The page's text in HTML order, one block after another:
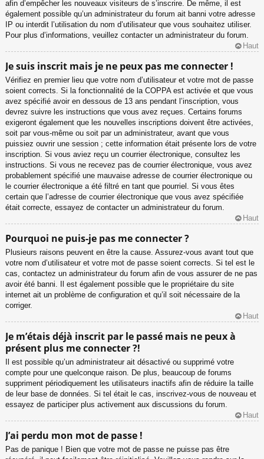
afin d’empêcher les nouveaux visiteurs de s’inscrire. De même, il est
également possible qu’un administrateur du forum ait banni votre adresse
IP ou interdit l’utilisation du nom d’utilisateur que vous souhaitez utiliser.
Pour plus d’informations, veuillez contacter un administrateur du forum.
Haut
Je suis inscrit mais je ne peux pas me connecter !
Vérifiez en premier lieu que votre nom d’utilisateur et votre mot de passe
soient corrects. Si la fonctionnalité de la COPPA est activée et que vous
avez spécifié avoir en dessous de 13 ans pendant l’inscription, vous
devrez suivre les instructions que vous avez reçues. Certains forums
exigeront également que les nouvelles inscriptions doivent être activées,
soit par vous-même ou soit par un administrateur, avant que vous
puissiez ouvrir une session ; cette information était présente lors de votre
inscription. Si vous aviez reçu un courrier électronique, consultez les
instructions. Si vous ne recevez pas de courrier électronique, vous avez
probablement spécifié une mauvaise adresse de courrier électronique ou
le courrier électronique a été filtré en tant que pourriel. Si vous êtes
certain que l’adresse de courrier électronique que vous avez spécifiée
était correcte, essayez de contacter un administrateur du forum.
Haut
Pourquoi ne puis-je pas me connecter ?
Plusieurs raisons peuvent en être la cause. Assurez-vous avant tout que
votre nom d’utilisateur et votre mot de passe soient corrects. Si tel est le
cas, contactez un administrateur du forum afin de vous assurer de ne pas
avoir été banni. Il est également possible que le propriétaire du site
internet ait un problème de configuration et qu’il soit nécessaire de la
corriger.
Haut
Je m’étais déjà inscrit par le passé mais ne peux à
présent plus me connecter ?!
Il est possible qu’un administrateur ait désactivé ou supprimé votre
compte pour une quelconque raison. De plus, beaucoup de forums
suppriment périodiquement les utilisateurs inactifs afin de réduire la taille
de leur base de données. Si tel était le cas, inscrivez-vous de nouveau et
essayez de participer plus activement aux discussions du forum.
Haut
J’ai perdu mon mot de passe !
Pas de panique ! Bien que votre mot de passe ne puisse pas être